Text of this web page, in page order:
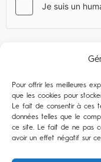
Pour offrir les meilleures
que les cookies pour
Le fait de consentir à ces
données telles que le
ce site. Le fait de ne pas
avoir un effet négatif sur